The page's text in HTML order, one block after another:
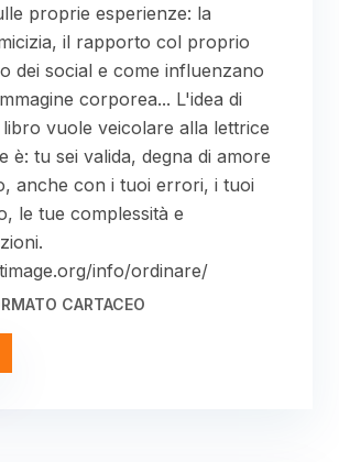
proprie esperienze: la
il rapporto col proprio
dei social e come influenzano
corporea... L'idea di
vuole veicolare alla lettrice
è: tu sei valida, degna di amore
anche con i tuoi errori, i tuoi
le tue complessità e
info/ordinare/
CARTACEO